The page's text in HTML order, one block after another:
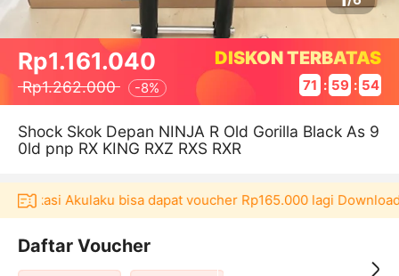
Rp1.161.040
Rp1.262.000 -8%
DISKON TERBATAS
71 : 59 : 54
Shock Skok Depan NINJA R Old Gorilla Black As 9
0ld pnp RX KING RXZ RXS RXR
Akulaku bisa dapat voucher Rp165.000 lagi Download
Daftar Voucher